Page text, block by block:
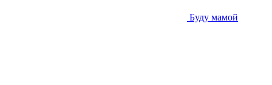
Буду мамой